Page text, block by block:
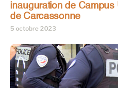
inauguration de Campus
de Carcassonne
5 octobre 2023